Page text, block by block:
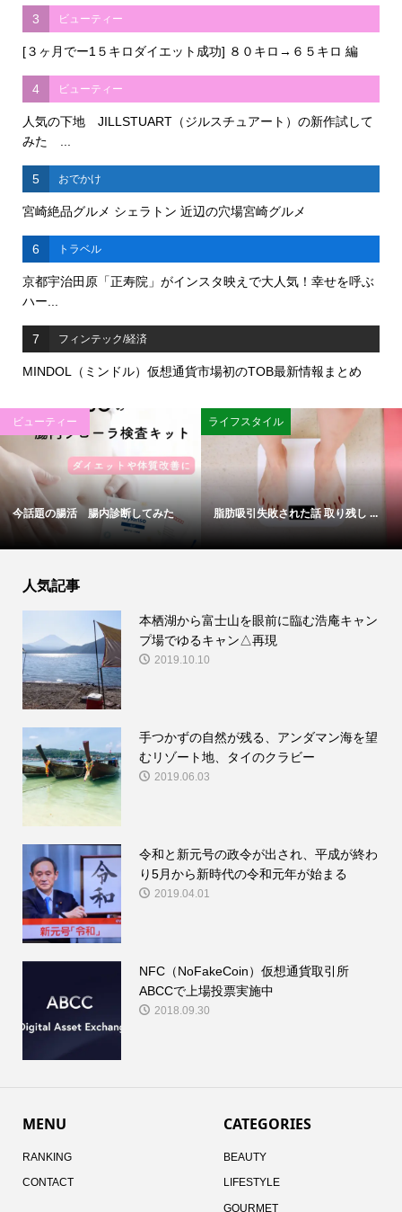
3 ビューティー
[３ヶ月でー1５キロダイエット成功] ８０キロ→６５キロ 編
4 ビューティー
人気の下地 JILLSTUART（ジルスチュアート）の新作試して
みた ...
5 おでかけ
宮崎絶品グルメ シェラトン 近辺の穴場宮崎グルメ
6 トラベル
京都宇治田原「正寿院」がインスタ映えで大人気！幸せを呼ぶ
ハー...
7 フィンテック/経済
MINDOL（ミンドル）仮想通貨市場初のTOB最新情報まとめ
ビューティー
今話題の腸活 腸内診断してみた
ライフスタイル
脂肪吸引失敗された話 取り残し ...
人気記事
本栖湖から富士山を眼前に臨む浩庵キャン
プ場でゆるキャン△再現
2019.10.10
手つかずの自然が残る、アンダマン海を望
むリゾート地、タイのクラビー
2019.06.03
令和と新元号の政令が出され、平成が終わ
り5月から新時代の令和元年が始まる
2019.04.01
NFC（NoFakeCoin）仮想通貨取引所
ABCCで上場投票実施中
2018.09.30
MENU
RANKING
CONTACT
CATEGORIES
BEAUTY
LIFESTYLE
GOURMET